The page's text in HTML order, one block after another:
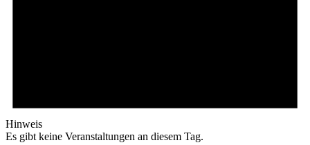
Hinweis
Es gibt keine Veranstaltungen an diesem Tag.